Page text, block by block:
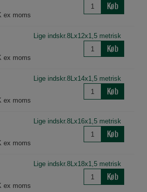
ex moms
Køb
Lige indskr.8Lx12x1,5 metrisk
ex moms
Køb
Lige indskr.8Lx14x1,5 metrisk
ex moms
Køb
Lige indskr.8Lx16x1,5 metrisk
ex moms
Køb
Lige indskr.8Lx18x1,5 metrisk
ex moms
Køb